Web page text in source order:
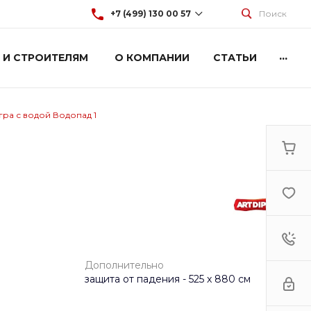
+7 (499) 130 00 57 Поиск
СТРОИТЕЛЯМ О КОМПАНИИ СТАТЬИ ...
с водой Водопад 1
Дополнительно
защита от падения - 525 x 880 см